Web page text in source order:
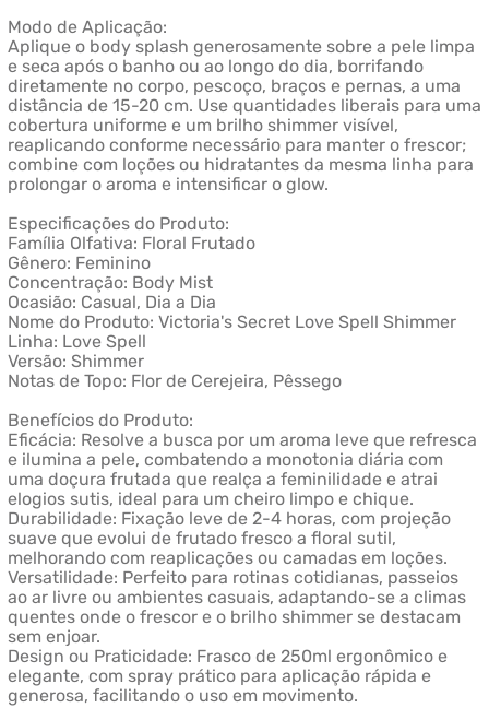
Modo de Aplicação:
Aplique o body splash generosamente sobre a pele limpa
e seca após o banho ou ao longo do dia, borrifando
diretamente no corpo, pescoço, braços e pernas, a uma
distância de 15-20 cm. Use quantidades liberais para uma
cobertura uniforme e um brilho shimmer visível,
reaplicando conforme necessário para manter o frescor;
combine com loções ou hidratantes da mesma linha para
prolongar o aroma e intensificar o glow.
Especificações do Produto:
Família Olfativa: Floral Frutado
Gênero: Feminino
Concentração: Body Mist
Ocasião: Casual, Dia a Dia
Nome do Produto: Victoria's Secret Love Spell Shimmer
Linha: Love Spell
Versão: Shimmer
Notas de Topo: Flor de Cerejeira, Pêssego
Benefícios do Produto:
Eficácia: Resolve a busca por um aroma leve que refresca
e ilumina a pele, combatendo a monotonia diária com
uma doçura frutada que realça a feminilidade e atrai
elogios sutis, ideal para um cheiro limpo e chique.
Durabilidade: Fixação leve de 2-4 horas, com projeção
suave que evolui de frutado fresco a floral sutil,
melhorando com reaplicações ou camadas em loções.
Versatilidade: Perfeito para rotinas cotidianas, passeios
ao ar livre ou ambientes casuais, adaptando-se a climas
quentes onde o frescor e o brilho shimmer se destacam
sem enjoar.
Design ou Praticidade: Frasco de 250ml ergonômico e
elegante, com spray prático para aplicação rápida e
generosa, facilitando o uso em movimento.